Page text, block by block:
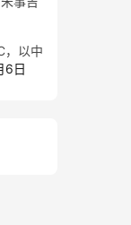
，以中
6日